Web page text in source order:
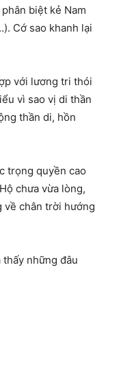
biệt kẻ Nam
Cớ sao khanh lại
với lương tri thói
vì sao vị di thần
thần di, hồn
trọng quyền cao
chưa vừa lòng,
về chân trời hướng
những đâu